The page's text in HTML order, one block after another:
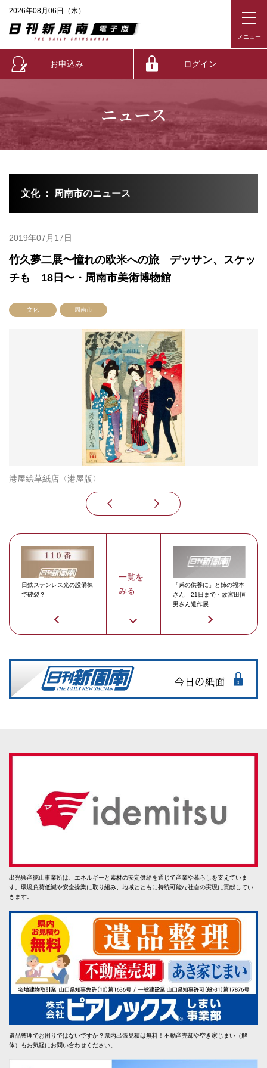
2026年08月06日（木）
お申込み ログイン
ニュース
文化 ： 周南市のニュース
2019年07月17日
竹久夢二展〜憧れの欧米への旅 デッサン、スケッ
チも 18日〜・周南市美術博物館
文化 周南市
港屋絵草紙店〈港屋版〉
日鉄ステンレス光の設備棟
で破裂？
一覧を
みる
「弟の供養に」と姉の福本
さん 21日まで・故宮田恒
男さん遺作展
出光興産徳山事業所は、エネルギーと素材の安定供給を通じて産業や暮らしを支えていま
す。環境負荷低減や安全操業に取り組み、地域とともに持続可能な社会の実現に貢献してい
きます。
遺品整理でお困りではないですか？県内出張見積は無料！不動産売却や空き家じまい（解
体）もお気軽にお問い合わせください。